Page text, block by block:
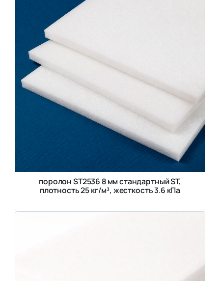
поролон ST2536 8 мм стандартный ST,
плотность 25 кг/м³, жесткость 3.6 кПа